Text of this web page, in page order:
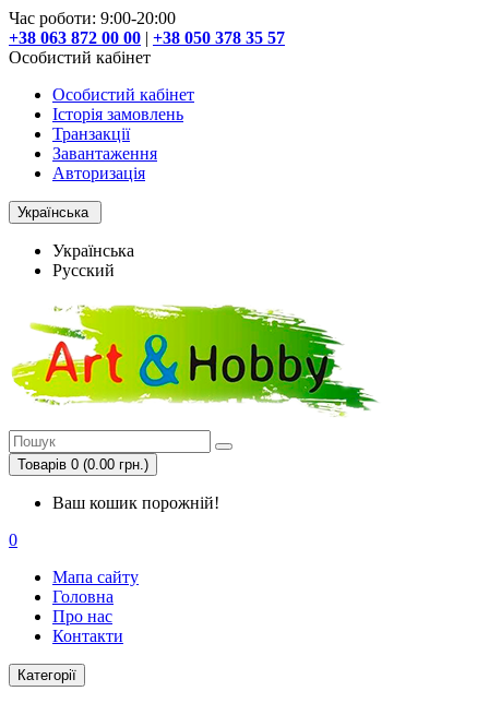
Час роботи: 9:00-20:00
+38 063 872 00 00 | +38 050 378 35 57
Особистий кабінет
Особистий кабінет
Історія замовлень
Транзакції
Завантаження
Авторизація
Українська
Українська
Русский
Товарів 0 (0.00 грн.)
Ваш кошик порожній!
0
Мапа сайту
Головна
Про нас
Контакти
Категорії